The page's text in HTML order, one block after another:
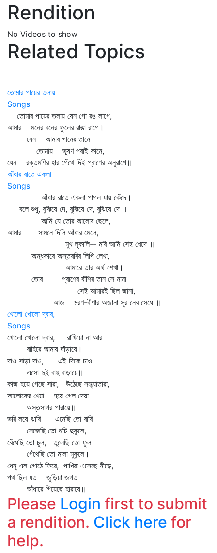
Rendition
No Videos to show
Related Topics
তোমার পায়ের তলায়
Songs
তোমার পায়ের তলায় যেন গো রঙ লাগে,
আমার মনের বনের ফুলের রাঙা রাগে।
যেন আমার গানের তানে
তোমায় ভূষণ পরাই কানে,
যেন রক্তমণির হার গেঁথে দিই প্রাণের অনুরাগে॥
আঁধার রাতে একলা
Songs
আঁধার রাতে একলা পাগল যায় কেঁদে।
বলে শুধু, বুঝিয়ে দে, বুঝিয়ে দে, বুঝিয়ে দে ॥
আমি যে তোর আলোর ছেলে,
আমার সামনে দিলি আঁধার মেলে,
মুখ লুকালি-- মরি আমি সেই খেদে ॥
অন্ধকারে অস্তরবির লিপি লেখা,
আমারে তার অর্থ শেখা।
তোর প্রাণের বাঁশির তান সে নানা
সেই আমারই ছিল জানা,
আজ মরণ-বীণার অজানা সুর নেব সেধে ॥
খোলো খোলো দ্বার,
Songs
খোলো খোলো দ্বার, রাখিয়ো না আর
বাহিরে আমায় দাঁড়ায়ে।
দাও সাড়া দাও, এই দিকে চাও
এসো দুই বাহু বাড়ায়ে॥
কাজ হয়ে গেছে সারা, উঠেছে সন্ধ্যাতারা,
আলোকের খেয়া হয়ে গেল দেয়া
অস্তসাগর পারায়ে॥
ভরি লয়ে ঝারি এনেছি তো বারি
সেজেছি তো শুচি দুকূলে,
বেঁধেছি তো চুল, তুলেছি তো ফুল
গেঁথেছি তো মালা মুকুলে।
ধেনু এল গোঠে ফিরে, পাখিরা এসেছে নীড়ে,
পথ ছিল যত জুড়িয়া জগত
আঁধারে গিয়েছে হারায়ে॥
Please Login first to submit
a rendition. Click here for
help.